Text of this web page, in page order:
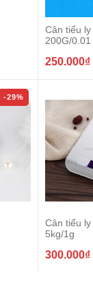
-29%
Cân tiểu
200G/0.01
250.000₫
Cân tiểu
5kg/1g
300.000₫